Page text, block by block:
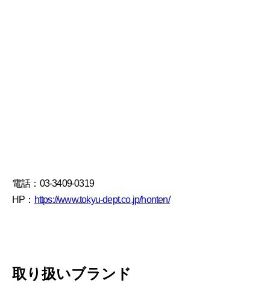
電話：03-3409-0319
HP： https://www.tokyu-dept.co.jp/honten/
取り扱いブランド